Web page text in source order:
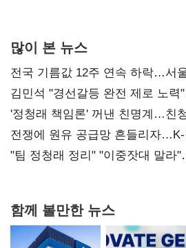
많이 본 뉴스
전국 기름값 12주 연속 하락…서
김민석 "경선갈등 완전 제로 노
사과부터"
'정청래 책임론' 꺼낸 친명계…친
때리기
전쟁에 원유 공급망 흔들리자
핵심으로 재부상
"팀 정청래 정리" "이중잣대 말라
함께 볼만한 뉴스